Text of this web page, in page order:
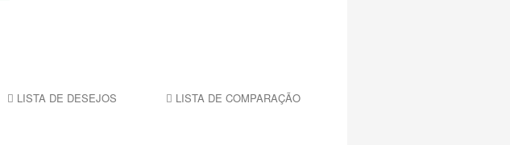
LISTA DE DESEJOS LISTA DE COMPARAÇÃO